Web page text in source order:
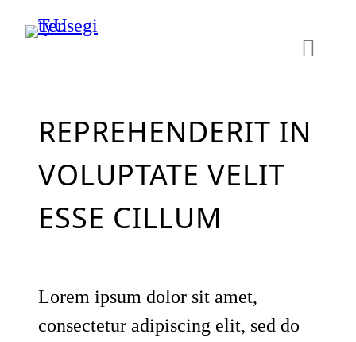
Skip
REPREHENDERIT IN
VOLUPTATE VELIT
ESSE CILLUM
Lorem ipsum dolor sit amet,
consectetur adipiscing elit, sed do